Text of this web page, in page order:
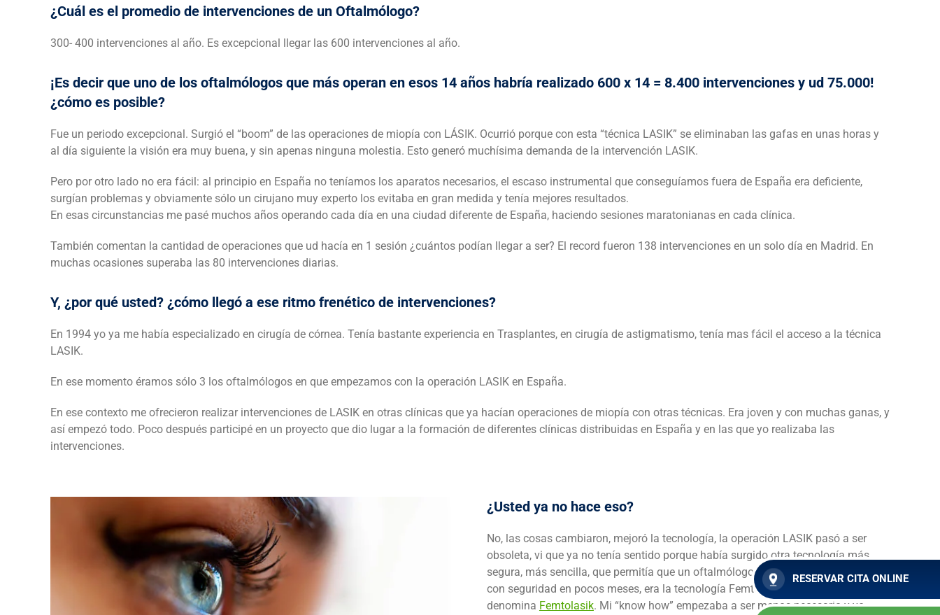
¿Cuál es el promedio de intervenciones de un Oftalmólogo?
300- 400 intervenciones al año. Es excepcional llegar las 600 intervenciones al año.
¡Es decir que uno de los oftalmólogos que más operan en esos 14 años habría realizado 600 x 14 = 8.400 intervenciones y ud 75.000!
¿cómo es posible?
Fue un periodo excepcional. Surgió el “boom” de las operaciones de miopía con LÁSIK. Ocurrió porque con esta “técnica LASIK” se eliminaban las gafas en unas horas y
al día siguiente la visión era muy buena, y sin apenas ninguna molestia. Esto generó muchísima demanda de la intervención LASIK.
Pero por otro lado no era fácil: al principio en España no teníamos los aparatos necesarios, el escaso instrumental que conseguíamos fuera de España era deficiente,
surgían problemas y obviamente sólo un cirujano muy experto los evitaba en gran medida y tenía mejores resultados.
En esas circunstancias me pasé muchos años operando cada día en una ciudad diferente de España, haciendo sesiones maratonianas en cada clínica.
También comentan la cantidad de operaciones que ud hacía en 1 sesión ¿cuántos podían llegar a ser? El record fueron 138 intervenciones en un solo día en Madrid. En
muchas ocasiones superaba las 80 intervenciones diarias.
Y, ¿por qué usted? ¿cómo llegó a ese ritmo frenético de intervenciones?
En 1994 yo ya me había especializado en cirugía de córnea. Tenía bastante experiencia en Trasplantes, en cirugía de astigmatismo, tenía mas fácil el acceso a la técnica
LASIK.
En ese momento éramos sólo 3 los oftalmólogos en que empezamos con la operación LASIK en España.
En ese contexto me ofrecieron realizar intervenciones de LASIK en otras clínicas que ya hacían operaciones de miopía con otras técnicas. Era joven y con muchas ganas, y
así empezó todo. Poco después participé en un proyecto que dio lugar a la formación de diferentes clínicas distribuidas en España y en las que yo realizaba las
intervenciones.
¿Usted ya no hace eso?
No, las cosas cambiaron, mejoró la tecnología, la operación LASIK pasó a ser
obsoleta, vi que ya no tenía sentido porque había surgido otra tecnología más
segura, más sencilla, que permitía que un oftalmólogo realizase la intervención
con seguridad en pocos meses, era la tecnología Femtosegundos y la técnica se
denomina Femtolasik. Mi “know how” empezaba a ser menos necesario y yo
RESERVAR CITA ONLINE